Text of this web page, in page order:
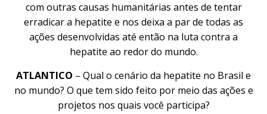
com outras causas humanitárias antes de tentar
erradicar a hepatite e nos deixa a par de todas as
ações desenvolvidas até então na luta contra a
hepatite ao redor do mundo.
ATLANTICO – Qual o cenário da hepatite no Brasil e
no mundo? O que tem sido feito por meio das ações e
projetos nos quais você participa?